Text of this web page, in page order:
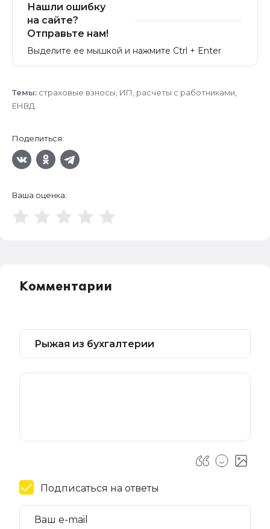
Нашли ошибку
на сайте?
Отправьте нам!
Выделите ее мышкой и нажмите Ctrl + Enter
Темы: страховые взносы ИП расчеты с работниками
ЕНВД
Поделиться:
Ваша оценка:
Комментарии
Подписаться на ответы